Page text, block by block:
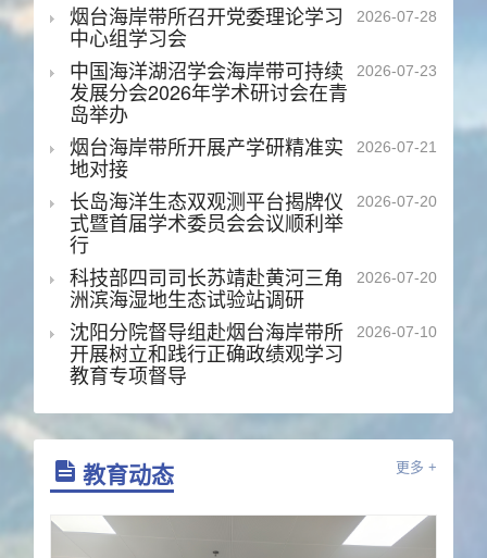
2026-07-28
烟台海岸带所召开党委理论学习
中心组学习会
2026-07-23
中国海洋湖沼学会海岸带可持续
发展分会2026年学术研讨会在青
岛举办
2026-07-21
烟台海岸带所开展产学研精准实
地对接
2026-07-20
长岛海洋生态双观测平台揭牌仪
式暨首届学术委员会会议顺利举
行
2026-07-20
科技部四司司长苏靖赴黄河三角
洲滨海湿地生态试验站调研
2026-07-10
沈阳分院督导组赴烟台海岸带所
开展树立和践行正确政绩观学习
教育专项督导
教育动态 更多 +